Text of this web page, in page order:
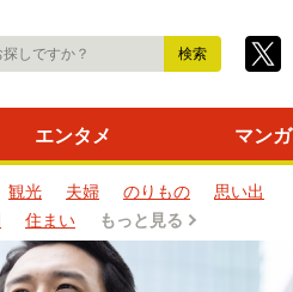
エンタメ マンガ
観光 夫婦 のりもの
思い出
住まい もっと見る